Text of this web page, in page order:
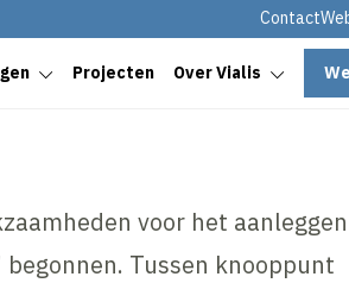
Contact
Projecten Over Vialis
voor het
Tussen knooppunt